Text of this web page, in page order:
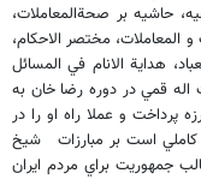
حاشيه بر صحة‌المعاملات،
المعاملات، مختصر الاحكام،
هداية الانام في المسائل
اله قمي در دوره رضا خان به
و عملا راه او را در
كاملي است بر مبارزات شيخ
جمهوريت براي مردم ايران